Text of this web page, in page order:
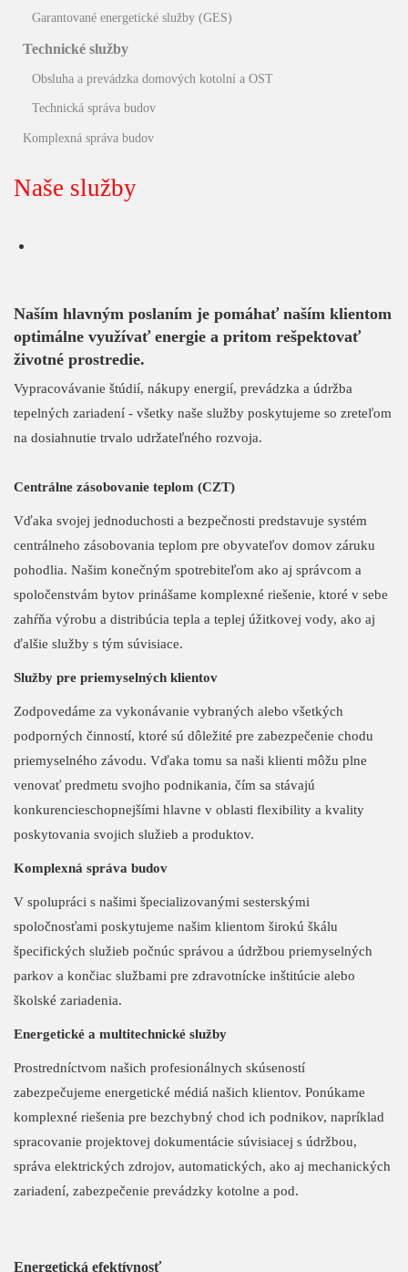
Garantované energetické služby (GES)
Technické služby
Obsluha a prevádzka domových kotolní a OST
Technická správa budov
Komplexná správa budov
Naše služby
Naším hlavným poslaním je pomáhať naším klientom
optimálne využívať energie a pritom rešpektovať
životné prostredie.
Vypracovávanie štúdií, nákupy energií, prevádzka a údržba
tepelných zariadení - všetky naše služby poskytujeme so zreteľom
na dosiahnutie trvalo udržateľného rozvoja.
Centrálne zásobovanie teplom (CZT)
Vďaka svojej jednoduchosti a bezpečnosti predstavuje systém
centrálneho zásobovania teplom pre obyvateľov domov záruku
pohodlia. Našim konečným spotrebiteľom ako aj správcom a
spoločenstvám bytov prinášame komplexné riešenie, ktoré v sebe
zahŕňa výrobu a distribúcia tepla a teplej úžitkovej vody, ako aj
ďalšie služby s tým súvisiace.
Služby pre priemyselných klientov
Zodpovedáme za vykonávanie vybraných alebo všetkých
podporných činností, ktoré sú dôležité pre zabezpečenie chodu
priemyselného závodu. Vďaka tomu sa naši klienti môžu plne
venovať predmetu svojho podnikania, čím sa stávajú
konkurencieschopnejšími hlavne v oblasti flexibility a kvality
poskytovania svojich služieb a produktov.
Komplexná správa budov
V spolupráci s našimi špecializovanými sesterskými
spoločnosťami poskytujeme našim klientom širokú škálu
špecifických služieb počnúc správou a údržbou priemyselných
parkov a končiac službami pre zdravotnícke inštitúcie alebo
školské zariadenia.
Energetické a multitechnické služby
Prostredníctvom našich profesionálnych skúseností
zabezpečujeme energetické médiá našich klientov. Ponúkame
komplexné riešenia pre bezchybný chod ich podnikov, napríklad
spracovanie projektovej dokumentácie súvisiacej s údržbou,
správa elektrických zdrojov, automatických, ako aj mechanických
zariadení, zabezpečenie prevádzky kotolne a pod.
Energetická efektívnosť